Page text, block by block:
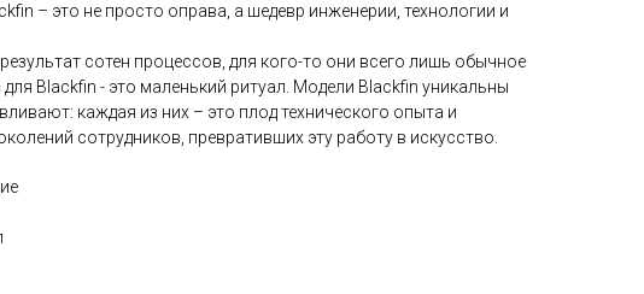
– это не просто оправа, а шедевр инженерии, технологии и
сотен процессов, для кого-то они всего лишь обычное
Blackfin - это маленький ритуал. Модели Blackfin уникальны
каждая из них – это плод технического опыта и
сотрудников, превративших эту работу в искусство.